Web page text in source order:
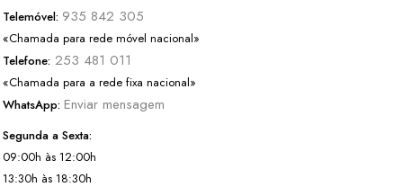
Telemóvel: 935 842 305
«Chamada para rede móvel nacional»
Telefone: 253 481 011
«Chamada para a rede fixa nacional»
WhatsApp:Enviar mensagem
Segunda a Sexta:
09:00h às 12:00h
13:30h às 18:30h